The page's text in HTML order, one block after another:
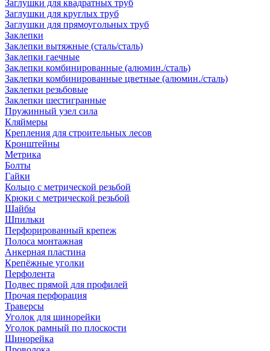
Заглушки для квадратных труб
Заглушки для круглых труб
Заглушки для прямоугольных труб
Заклепки
Заклепки вытяжные (сталь/сталь)
Заклепки гаечные
Заклепки комбинированные (алюмин./сталь)
Заклепки комбинированные цветные (алюмин./сталь)
Заклепки резьбовые
Заклепки шестигранные
Пружинный узел сила
Кляймеры
Крепления для строительных лесов
Кронштейны
Метрика
Болты
Гайки
Кольцо с метрической резьбой
Крюки с метрической резьбой
Шайбы
Шпильки
Перфорированный крепеж
Полоса монтажная
Анкерная пластина
Крепёжные уголки
Перфолента
Подвес прямой для профилей
Прочая перфорация
Траверсы
Уголок для шинорейки
Уголок рамный по плоскости
Шинорейка